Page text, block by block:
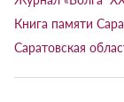
Книга памяти
Саратовская